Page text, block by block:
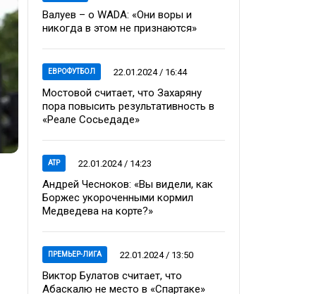
Валуев – о WADA: «Они воры и
никогда в этом не признаются»
ЕВРОФУТБОЛ 22.01.2024 / 16:44
Мостовой считает, что Захаряну
пора повысить результативность в
«Реале Сосьедаде»
ATP 22.01.2024 / 14:23
Андрей Чесноков: «Вы видели, как
Боржес укороченными кормил
Медведева на корте?»
ПРЕМЬЕР-ЛИГА 22.01.2024 / 13:50
Виктор Булатов считает, что
Абаскалю не место в «Спартаке»